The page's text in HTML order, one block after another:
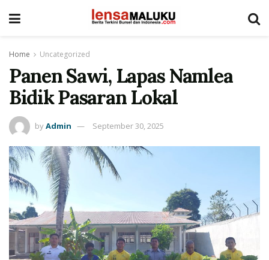
Home Uncategorized
Panen Sawi, Lapas Namlea
Bidik Pasaran Lokal
byAdmin September 30, 2025